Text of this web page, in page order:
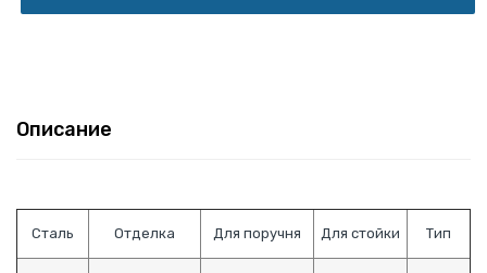
Описание
Сталь Отделка Для поручня Для стойки Тип